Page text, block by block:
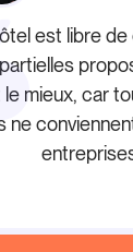
est libre de
mieux, car
ne